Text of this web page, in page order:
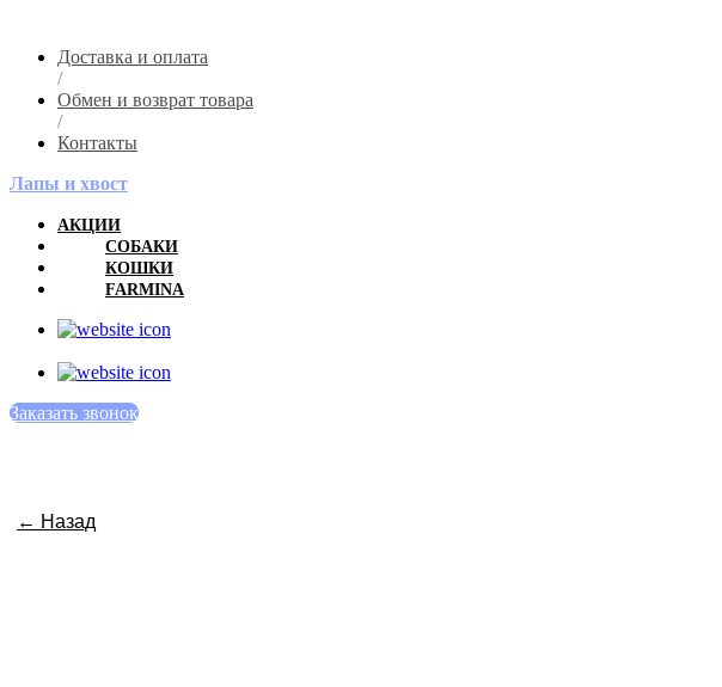
Доставка и оплата
/
Обмен и возврат товара
/
Контакты
Лапы и хвост
АКЦИИ
СОБАКИ
КОШКИ
FARMINA
Заказать звонок
← Назад